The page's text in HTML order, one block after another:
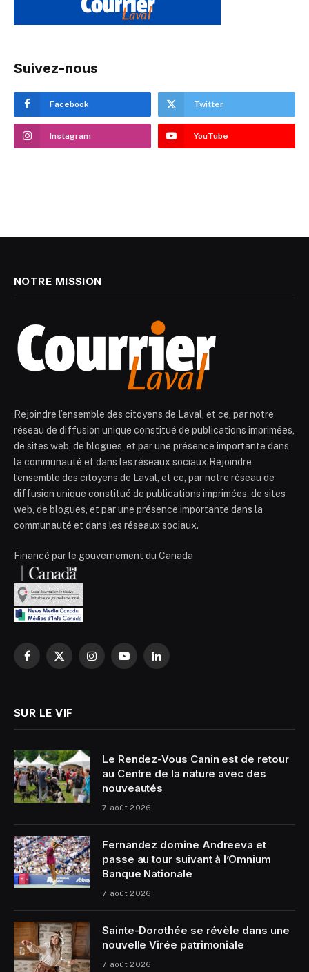
Suivez-nous
Facebook Twitter
Instagram YouTube
NOTRE MISSION
Rejoindre l’ensemble des citoyens de Laval, et ce, par notre
réseau de diffusion unique constitué de publications imprimées,
de sites web, de blogues, et par une présence importante dans
la communauté et dans les réseaux sociaux.Rejoindre
l’ensemble des citoyens de Laval, et ce, par notre réseau de
diffusion unique constitué de publications imprimées, de sites
web, de blogues, et par une présence importante dans la
communauté et dans les réseaux sociaux.
Financé par le gouvernement du Canada
Facebook
X
InstagramYouTubeLinkedIn
SUR LE VIF
Le Rendez-Vous Canin est de retour
au Centre de la nature avec des
nouveautés
7 août 2026
Fernandez domine Andreeva et
passe au tour suivant à l’Omnium
Banque Nationale
7 août 2026
Sainte-Dorothée se révèle dans une
nouvelle Virée patrimoniale
7 août 2026